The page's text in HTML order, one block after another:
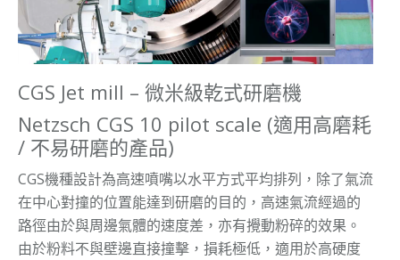
CGS Jet mill – 微米級乾式研磨機
Netzsch CGS 10 pilot scale (適用高磨耗
/ 不易研磨的產品)
CGS機種設計為高速噴嘴以水平方式平均排列，除了氣流
在中心對撞的位置能達到研磨的目的，高速氣流經過的
路徑由於與周邊氣體的速度差，亦有攪動粉碎的效果。
由於粉料不與壁邊直接撞擊，損耗極低，適用於高硬度